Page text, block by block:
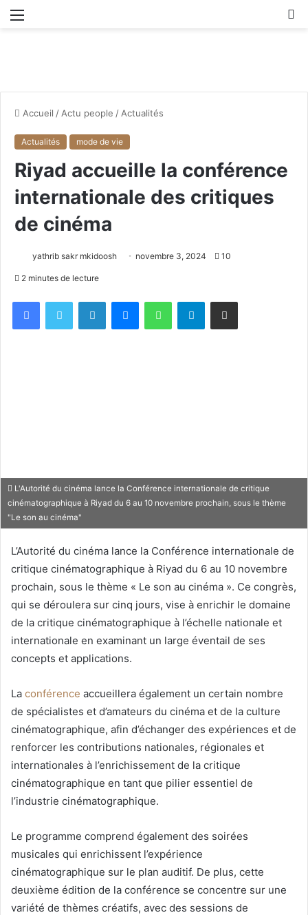
Accueil /Actu people /Actualités
Actualités mode de vie
Riyad accueille la conférence
internationale des critiques
de cinéma
yathrib sakr mkidoosh novembre 3, 2024 10
2 minutes de lecture
Telegram
L'Autorité du cinéma lance la Conférence internationale de critique
cinématographique à Riyad du 6 au 10 novembre prochain, sous le thème
"Le son au cinéma"
L’Autorité du cinéma lance la Conférence internationale de
critique cinématographique à Riyad du 6 au 10 novembre
prochain, sous le thème « Le son au cinéma ». Ce congrès,
qui se déroulera sur cinq jours, vise à enrichir le domaine
de la critique cinématographique à l’échelle nationale et
internationale en examinant un large éventail de ses
concepts et applications.
La conférence accueillera également un certain nombre
de spécialistes et d’amateurs du cinéma et de la culture
cinématographique, afin d’échanger des expériences et de
renforcer les contributions nationales, régionales et
internationales à l’enrichissement de la critique
cinématographique en tant que pilier essentiel de
l’industrie cinématographique.
Le programme comprend également des soirées
musicales qui enrichissent l’expérience
cinématographique sur le plan auditif. De plus, cette
deuxième édition de la conférence se concentre sur une
variété de thèmes créatifs, avec des sessions de